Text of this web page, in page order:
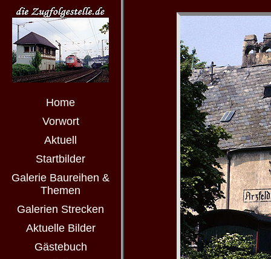
Home
Vorwort
Aktuell
Startbilder
Galerie Baureihen &
Themen
Galerien Strecken
Aktuelle Bilder
Gästebuch